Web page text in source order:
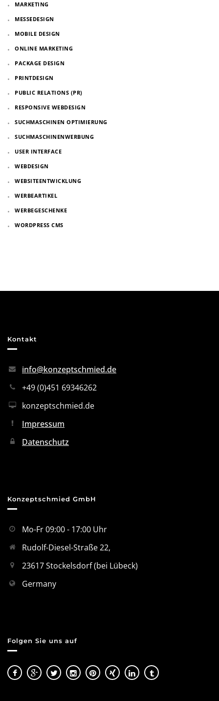
MARKETING
MESSEDESIGN
MOBILE DESIGN
ONLINE MARKETING
PACKAGE DESIGN
PRINTDESIGN
PUBLIC RELATIONS (PR)
RESPONSIVE WEBDESIGN
SUCHMASCHINEN OPTIMIERUNG
SUCHMASCHINENWERBUNG
USER INTERFACE
WEBDESIGN
WEBSITEENTWICKLUNG
WERBEARTIKEL
WERBEGESCHENKE
WORDPRESS CMS
Kontakt
info@konzeptschmied.de
+49 (0)451 69346262
konzeptschmied.de
Impressum
Datenschutz
Konzeptschmied GmbH
Mo-Fr 09:00 - 17:00 Uhr
Rudolf-Diesel-Straße 22,
23617 Stockelsdorf (bei Lübeck)
Germany
Folgen Sie uns auf